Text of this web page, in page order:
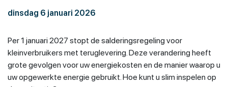
dinsdag 6 januari 2026
Per 1 januari 2027 stopt de salderingsregeling voor
kleinverbruikers met teruglevering. Deze verandering heeft
grote gevolgen voor uw energiekosten en de manier waarop u
uw opgewerkte energie gebruikt. Hoe kunt u slim inspelen op